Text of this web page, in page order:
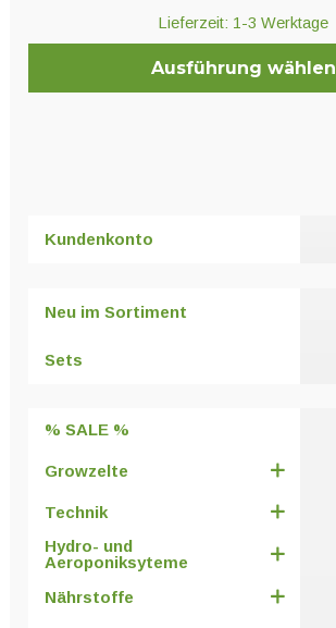
Lieferzeit: 1-3 Werktage
Ausführung wählen
auf.
auf
gewählt
Kundenkonto
Neu im Sortiment
Sets
% SALE %
Growzelte
Technik
Hydro- und
Aeroponiksyteme
Nährstoffe